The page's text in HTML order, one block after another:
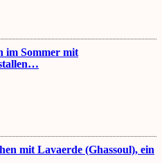
im Sommer mit
mit Lavaerde (Ghassoul), ein